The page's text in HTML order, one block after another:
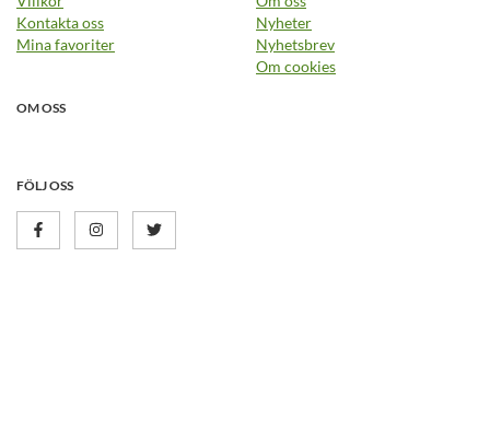
Kontakta oss
Mina favoriter
Nyheter
Nyhetsbrev
Om cookies
OM OSS
FÖLJ OSS